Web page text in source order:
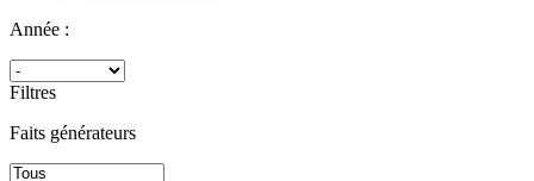
Année :
Filtres
Faits générateurs